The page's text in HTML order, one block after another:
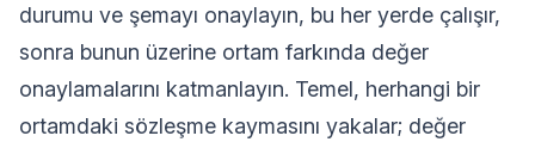
durumu ve şemayı onaylayın, bu her yerde çalışır,
sonra bunun üzerine ortam farkında değer
onaylamalarını katmanlayın. Temel, herhangi bir
ortamdaki sözleşme kaymasını yakalar; değer